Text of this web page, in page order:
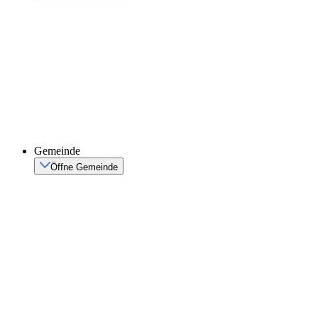
Gemeinde
Öffne Gemeinde